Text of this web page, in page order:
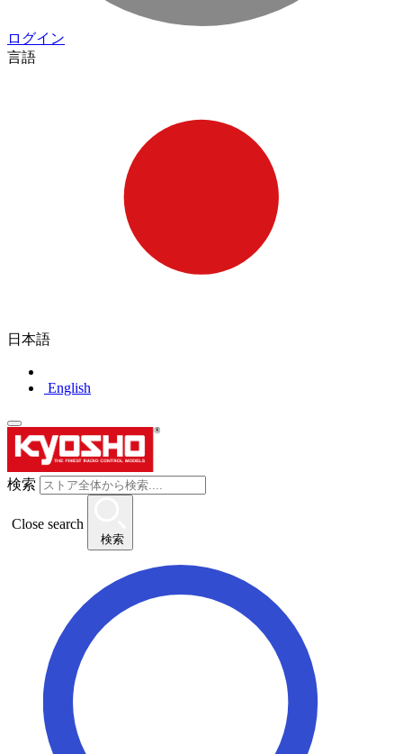
ログイン
言語
日本語
English
検索
Close search
検索